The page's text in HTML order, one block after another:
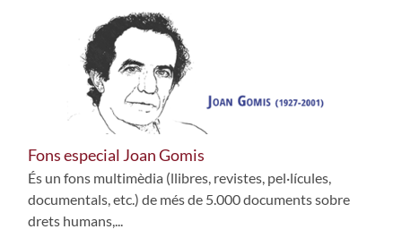
Fons especial Joan Gomis
És un fons multimèdia (llibres, revistes, pel·lícules,
documentals, etc.) de més de 5.000 documents sobre
drets humans,...